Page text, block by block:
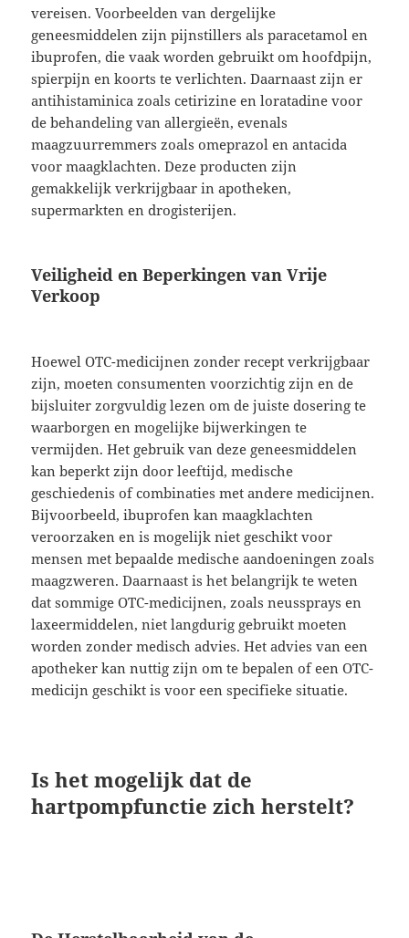
vereisen. Voorbeelden van dergelijke
geneesmiddelen zijn pijnstillers als paracetamol en
ibuprofen, die vaak worden gebruikt om hoofdpijn,
spierpijn en koorts te verlichten. Daarnaast zijn er
antihistaminica zoals cetirizine en loratadine voor
de behandeling van allergieën, evenals
maagzuurremmers zoals omeprazol en antacida
voor maagklachten. Deze producten zijn
gemakkelijk verkrijgbaar in apotheken,
supermarkten en drogisterijen.
Veiligheid en Beperkingen van Vrije
Verkoop
Hoewel OTC-medicijnen zonder recept verkrijgbaar
zijn, moeten consumenten voorzichtig zijn en de
bijsluiter zorgvuldig lezen om de juiste dosering te
waarborgen en mogelijke bijwerkingen te
vermijden. Het gebruik van deze geneesmiddelen
kan beperkt zijn door leeftijd, medische
geschiedenis of combinaties met andere medicijnen.
Bijvoorbeeld, ibuprofen kan maagklachten
veroorzaken en is mogelijk niet geschikt voor
mensen met bepaalde medische aandoeningen zoals
maagzweren. Daarnaast is het belangrijk te weten
dat sommige OTC-medicijnen, zoals neussprays en
laxeermiddelen, niet langdurig gebruikt moeten
worden zonder medisch advies. Het advies van een
apotheker kan nuttig zijn om te bepalen of een OTC-
medicijn geschikt is voor een specifieke situatie.
Is het mogelijk dat de
hartpompfunctie zich herstelt?